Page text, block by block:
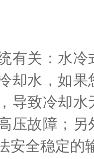
有关：水
却水，如
导致冷却
压故障；
安全稳定的